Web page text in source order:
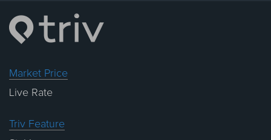
Market Price
Live Rate
Triv Feature